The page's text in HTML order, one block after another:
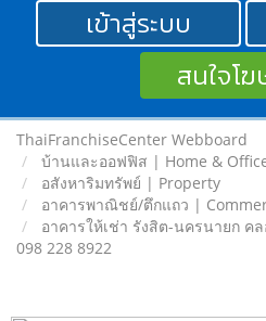
เข้าสู่ระบบ
สนใจโ
ThaiFranchiseCenter Webboard
บ้านและออฟฟิส | Home &
อสังหาริมทรัพย์ | Property
อาคารพาณิชย์/ตึกแถว |
อาคารให้เช่า รังสิต-นครนายก ค
098 228 8922